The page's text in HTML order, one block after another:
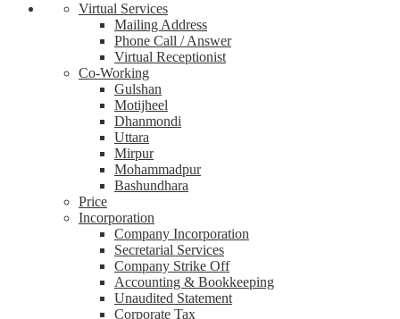
Virtual Services
Mailing Address
Phone Call / Answer
Virtual Receptionist
Co-Working
Gulshan
Motijheel
Dhanmondi
Uttara
Mirpur
Mohammadpur
Bashundhara
Price
Incorporation
Company Incorporation
Secretarial Services
Company Strike Off
Accounting & Bookkeeping
Unaudited Statement
Corporate Tax